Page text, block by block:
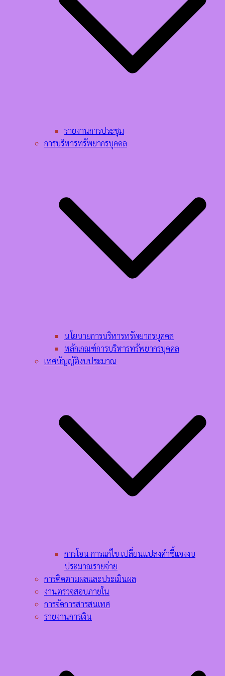
รายงานการประชุม
การบริหารทรัพยากรบุคคล
นโยบายการบริหารทรัพยากรบุคคล​
หลักเกณฑ์การบริหารทรัพยากรบุคคล​
เทศบัญญัติงบประมาณ
การโอน การแก้ไข เปลี่ยนแปลงคำชี้แจงงบ
ประมาณรายจ่าย
การติดตามผลและประเมินผล
งานตรวจสอบภายใน
การจัดการสารสนเทศ
รายงานการเงิน